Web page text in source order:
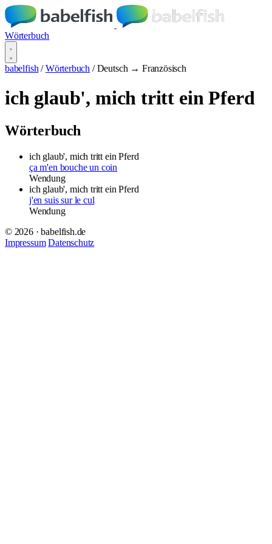
Wörterbuch
babelfish / Wörterbuch / Deutsch → Französisch
ich glaub', mich tritt ein Pferd
Wörterbuch
ich glaub', mich tritt ein Pferd
ça m'en bouche un coin
Wendung
ich glaub', mich tritt ein Pferd
j'en suis sur le cul
Wendung
© 2026 · babelfish.de
Impressum Datenschutz